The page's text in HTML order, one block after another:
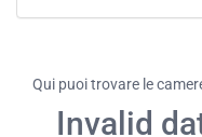
Qui puoi trovare le
Invalid